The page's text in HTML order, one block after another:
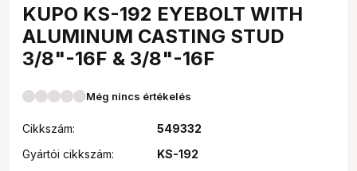
KUPO KS-192 EYEBOLT WITH
ALUMINUM CASTING STUD
3/8"-16F & 3/8"-16F
Még nincs értékelés
Cikkszám:
549332
Gyártói cikkszám:
KS-192